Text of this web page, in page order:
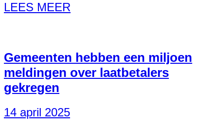
LEES MEER
Gemeenten hebben een miljoen
meldingen over laatbetalers
gekregen
14 april 2025